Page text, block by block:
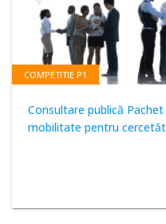
COMPETITIE P1
Consultare publică
mobilitate pentru